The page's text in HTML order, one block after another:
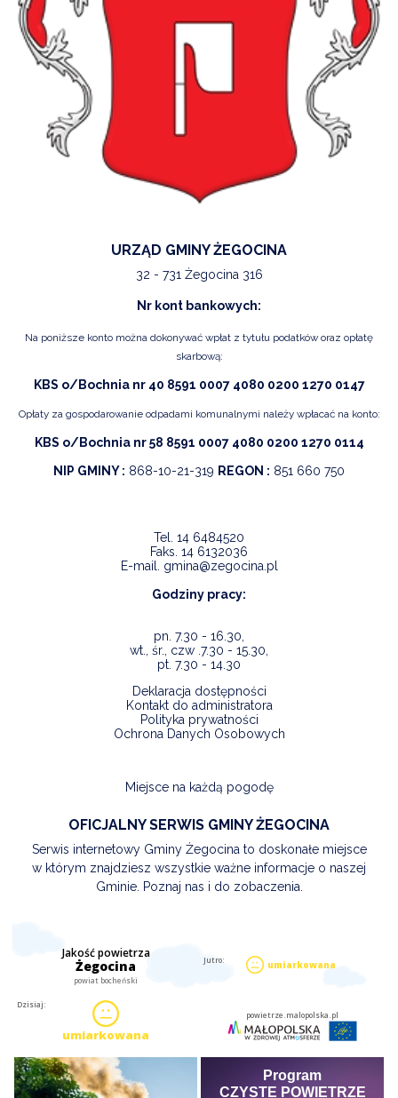
URZĄD GMINY ŻEGOCINA
32 - 731 Żegocina 316
Nr kont bankowych:
Na poniższe konto można dokonywać wpłat z tytułu podatków oraz opłatę
skarbową:
KBS o/Bochnia nr 40 8591 0007 4080 0200 1270 0147
Opłaty za gospodarowanie odpadami komunalnymi należy wpłacać na konto:
KBS o/Bochnia nr 58 8591 0007 4080 0200 1270 0114
NIP GMINY : 868-10-21-319 REGON : 851 660 750
Tel. 14 6484520
Faks. 14 6132036
E-mail. gmina@zegocina.pl
Godziny pracy:
pn. 7.30 - 16.30,
wt., śr., czw .7.30 - 15.30,
pt. 7.30 - 14.30
Deklaracja dostępności
Kontakt do administratora
Polityka prywatności
Ochrona Danych Osobowych
Miejsce na każdą pogodę
OFICJALNY SERWIS GMINY ŻEGOCINA
Serwis internetowy Gminy Żegocina to doskonałe miejsce
w którym znajdziesz wszystkie ważne informacje o naszej
Gminie. Poznaj nas i do zobaczenia.